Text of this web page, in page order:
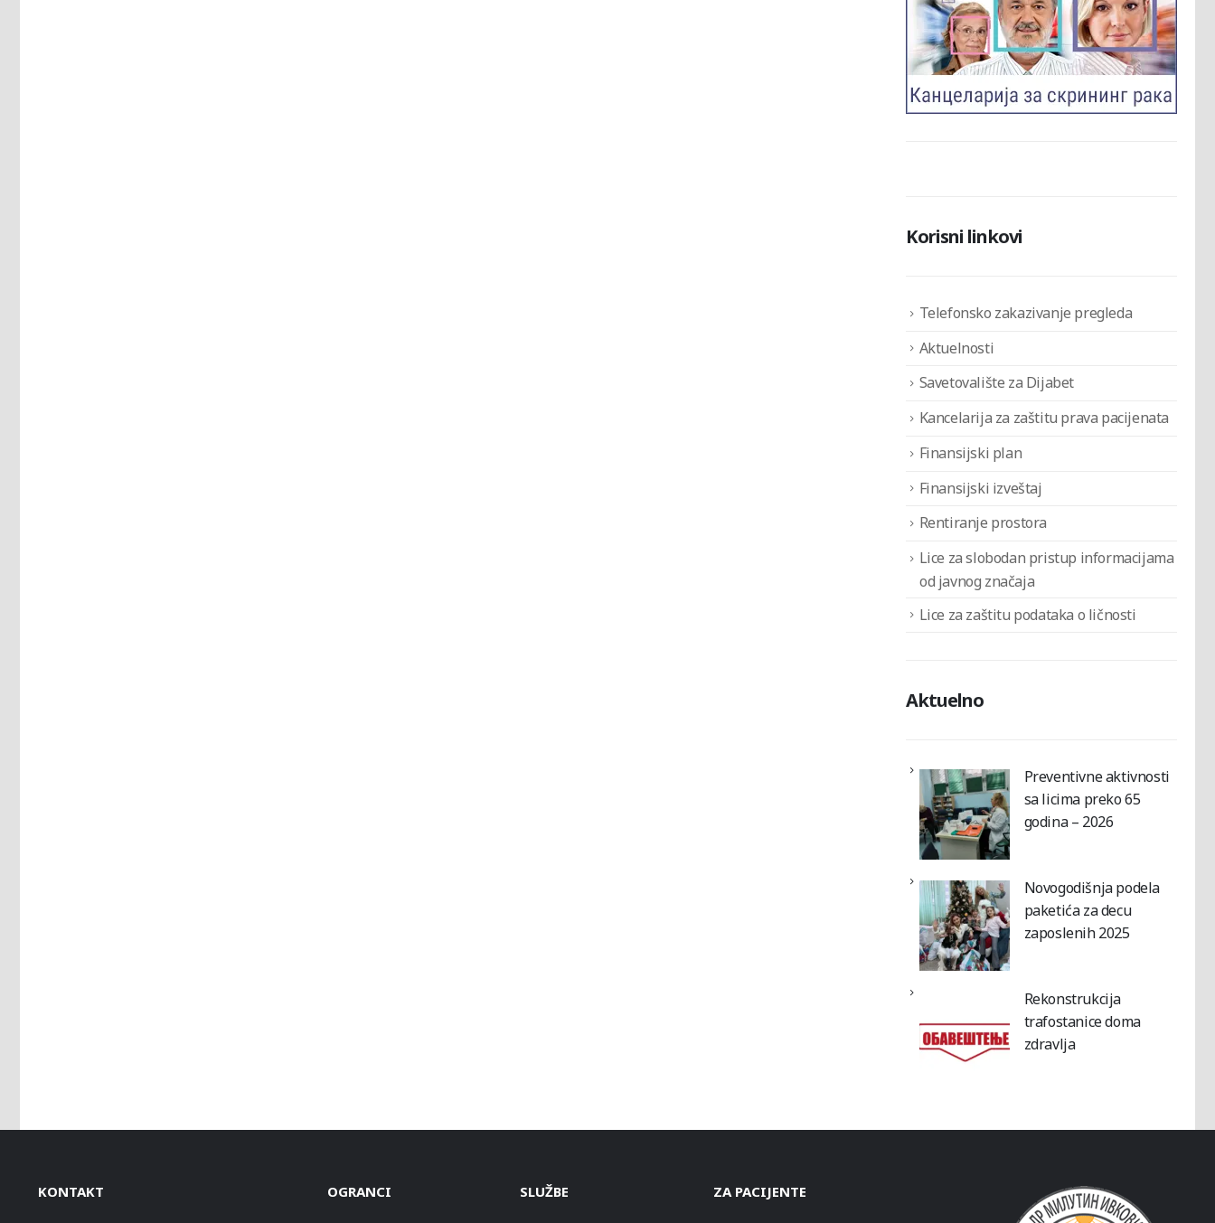
Korisni linkovi
Telefonsko zakazivanje pregleda
Aktuelnosti
Savetovalište za Dijabet
Kancelarija za zaštitu prava pacijenata
Finansijski plan
Finansijski izveštaj
Rentiranje prostora
Lice za slobodan pristup informacijama
od javnog značaja
Lice za zaštitu podataka o ličnosti
Aktuelno
Preventivne aktivnosti
sa licima preko 65
godina – 2026
Novogodišnja podela
paketića za decu
zaposlenih 2025
Rekonstrukcija
trafostanice doma
zdravlja
KONTAKT OGRANCI SLUŽBE ZA PACIJENTE